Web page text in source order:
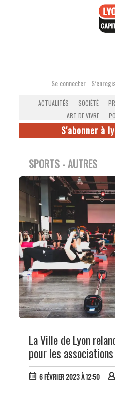
Se connecter
ACTUALITÉS SOCIÉTÉ
ART DE VIVRE
S'abonner à
SPORTS - AUTRES
La Ville de Lyon
pour les
6 FÉVRIER 2023 À 12:50